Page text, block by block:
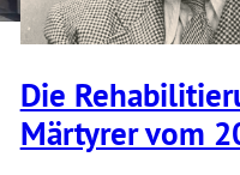
Die
Märtyrer vom